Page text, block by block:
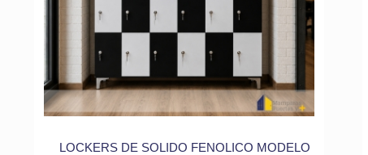
LOCKERS DE SOLIDO FENOLICO MODELO